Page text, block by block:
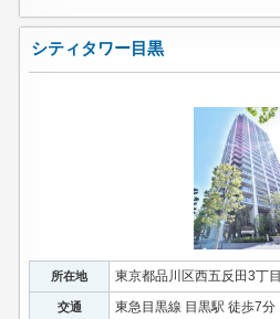
シティタワー目黒
所在地 東京都品川区西五反田3丁目
交通 東急目黒線 目黒駅 徒歩7分